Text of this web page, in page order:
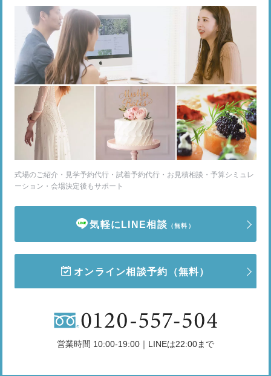
式場のご紹介・見学予約代行・試着予約代行・お見積相談・予算シミュレ
ーション・会場決定後もサポート
気軽にLINE相談 （無料）
オンライン相談予約 （無料）
営業時間 10:00-19:00｜LINEは22:00まで